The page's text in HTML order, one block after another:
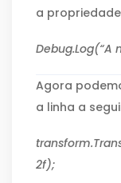
a
Agora
a linha a
2f);